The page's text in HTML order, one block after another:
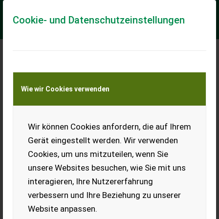
Cookie- und Datenschutzeinstellungen
Wie wir Cookies verwenden
Wir können Cookies anfordern, die auf Ihrem
Gerät eingestellt werden. Wir verwenden
Cookies, um uns mitzuteilen, wenn Sie
unsere Websites besuchen, wie Sie mit uns
interagieren, Ihre Nutzererfahrung
verbessern und Ihre Beziehung zu unserer
Website anpassen.
Meine Transportkostenanfrage
Transport von Land- und Baumaschinen –
KEINE Tiertransporte
Doosan Daewoo, Hyundai, Hitachi Mobilbagger
WANTED - GE
Wie suchen für Export alle Modelle von Doosan, Daewoo,
Hyundai und Hitachi Mobilbagger
EUR 1 inkl. 20 % MwSt.